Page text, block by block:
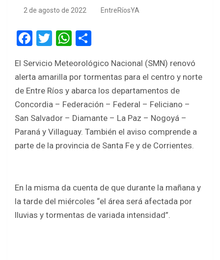
2 de agosto de 2022 EntreRíosYA
F
ce
b
o
o
k
T
tt
er
W
at
s
A
p
p
ar
e
El Servicio Meteorológico Nacional (SMN) renovó
alerta amarilla por tormentas para el centro y norte
de Entre Ríos y abarca los departamentos de
Concordia – Federación – Federal – Feliciano –
San Salvador – Diamante – La Paz – Nogoyá –
Paraná y Villaguay. También el aviso comprende a
parte de la provincia de Santa Fe y de Corrientes.
En la misma da cuenta de que durante la mañana y
la tarde del miércoles “el área será afectada por
lluvias y tormentas de variada intensidad”.